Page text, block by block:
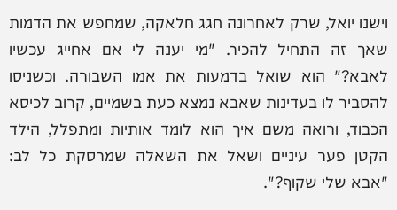
וישנו יואל, שרק לאחרונה חגג חלאקה, שמחפש את הדמות
שאך זה התחיל להכיר. "מי יענה לי אם אחייג עכשיו
לאבא?" הוא שואל בדמעות את אמו השבורה. וכשניסו
להסביר לו בעדינות שאבא נמצא כעת בשמיים, קרוב לכיסא
הכבוד, ורואה משם איך הוא לומד אותיות ומתפלל, הילד
הקטן פער עיניים ושאל את השאלה שמרסקת כל לב:
"אבא שלי שקוף?".